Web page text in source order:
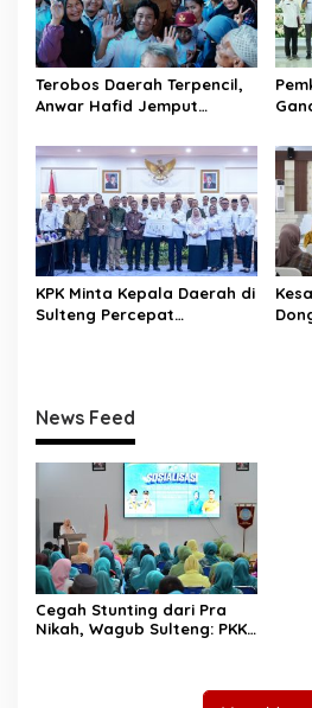
Terobos Daerah Terpencil,
Anwar Hafid Jemput
“Tak Boleh Ada Wilayah
yang Tertinggal”
KPK Minta Kepala Daerah di
Sulteng Percepat
News Feed
Cegah Stunting dari Pra
Nikah, Wagub Sulteng: PKK